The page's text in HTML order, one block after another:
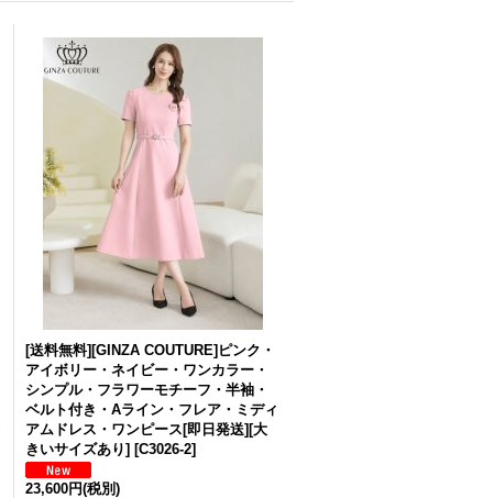
[送料無料][GINZA COUTURE]ピンク・
アイボリー・ネイビー・ワンカラー・
シンプル・フラワーモチーフ・半袖・
ベルト付き・Aライン・フレア・ミディ
アムドレス・ワンピース[即日発送][大
きいサイズあり] [C3026-2]
23,600円(税別)